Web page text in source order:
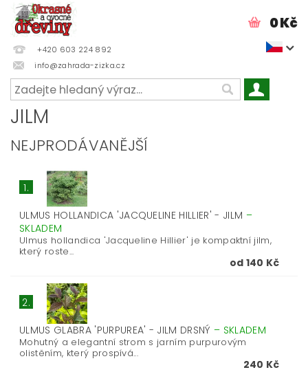
+420 603 224 892
info@zahrada-zizka.cz
0 Kč
JILM
NEJPRODÁVANĚJŠÍ
1.
ULMUS HOLLANDICA 'JACQUELINE HILLIER' - JILM –
SKLADEM
Ulmus hollandica 'Jacqueline Hillier' je kompaktní jilm,
který roste...
od 140 Kč
2.
ULMUS GLABRA 'PURPUREA' - JILM DRSNÝ – SKLADEM
Mohutný a elegantní strom s jarním purpurovým
olistěním, který prospívá...
240 Kč